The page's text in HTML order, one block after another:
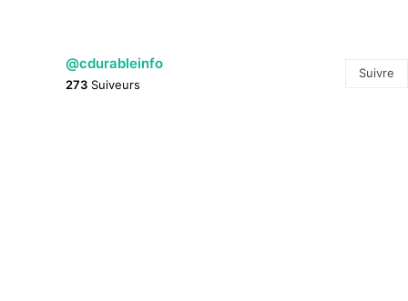
@cdurableinfo
273 Suiveurs
Suivre